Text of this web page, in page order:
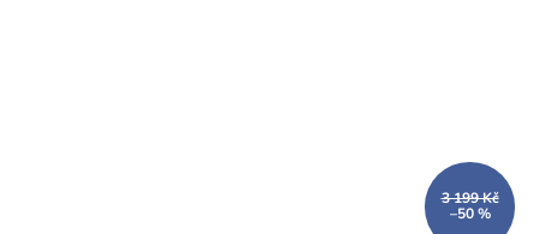
3 199 Kč
–50 %